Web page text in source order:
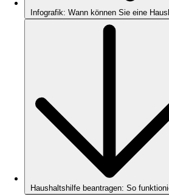
Infografik: Wann können Sie eine
Haushaltshilfe beantragen: So